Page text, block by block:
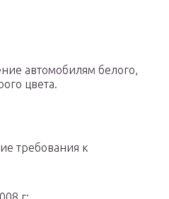
автомобилям белого,
цвета.
требования к